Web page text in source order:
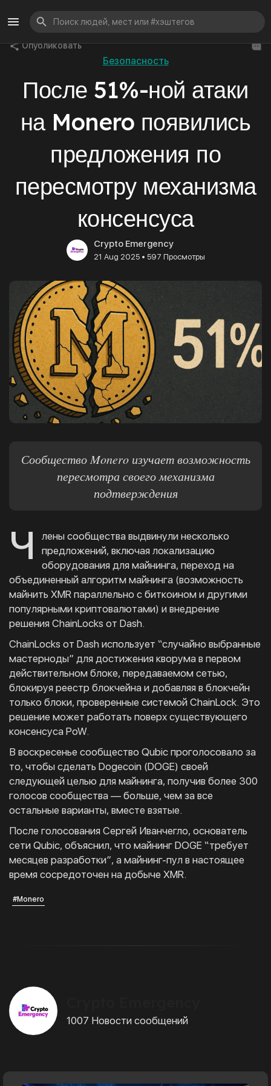
Опубликовать
Безопасность
После 51%-ной атаки
на Monero появились
предложения по
пересмотру механизма
консенсуса
Crypto Emergency
21 Aug 2025• 597 Просмотры
Сообщество Monero изучает возможность
пересмотра своего механизма
подтверждения
Ч
лены сообщества выдвинули несколько
предложений, включая локализацию
оборудования для майнинга, переход на
объединенный алгоритм майнинга (возможность
майнить XMR параллельно с биткоином и другими
популярными криптовалютами) и внедрение
решения ChainLocks от Dash.
ChainLocks от Dash использует “случайно выбранные
мастерноды” для достижения кворума в первом
действительном блоке, передаваемом сетью,
блокируя реестр блокчейна и добавляя в блокчейн
только блоки, проверенные системой ChainLock. Это
решение может работать поверх существующего
консенсуса PoW.
В воскресенье сообщество Qubic проголосовало за
то, чтобы сделать Dogecoin (DOGE) своей
следующей целью для майнинга, получив более 300
голосов сообщества — больше, чем за все
остальные варианты, вместе взятые.
После голосования Сергей Иванчегло, основатель
сети Qubic, объяснил, что майнинг DOGE “требует
месяцев разработки”, а майнинг-пул в настоящее
время сосредоточен на добыче XMR.
#Monero
1007 Новости сообщений